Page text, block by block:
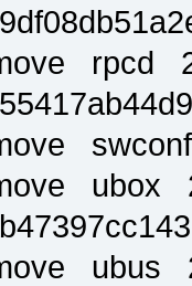
rpcd
ubox
ubus